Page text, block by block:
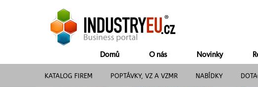
Domů O nás Novinky
KATALOG FIREM POPTÁVKY, VZ A VZMR NABÍDKY